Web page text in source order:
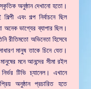
অনুষ্ঠান দেখানো হতো।
এবং গল্প নির্বাচনে ছিল
অনেক ভাগ্যের ব্যাপার ছিল।
রীতিমতো অভিনেতা হিসেবে
মানুষ তাকে চিনে যেত।
মনে আনন্দের সীমা রইল
টিভি চ্যানেল। এখানে
অনুষ্ঠান প্রচারিত হতে